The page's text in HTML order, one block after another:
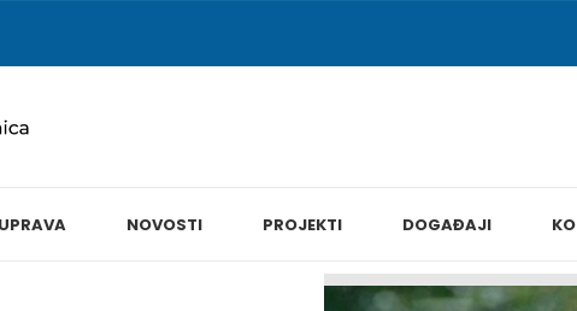
UPRAVA NOVOSTI PROJEKTI DOGAĐAJI